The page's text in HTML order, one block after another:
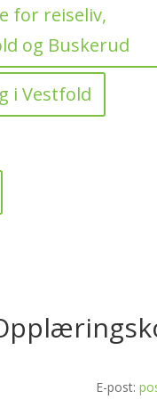
for reiseliv,
og Buskerud
i Vestfold
E-post: